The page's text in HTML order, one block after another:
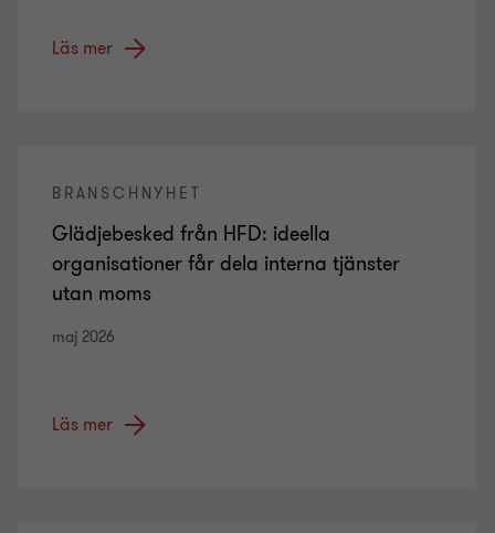
Läs mer
BRANSCHNYHET
Glädjebesked från HFD: ideella
organisationer får dela interna tjänster
utan moms
maj 2026
Läs mer